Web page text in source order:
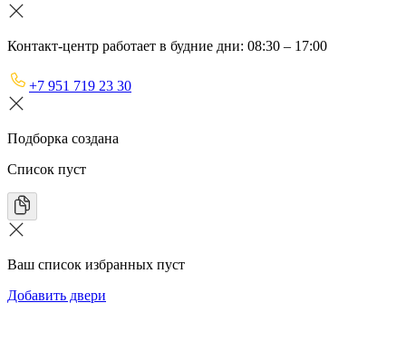
Контакт-центр работает в будние дни: 08:30 – 17:00
+7 951 719 23 30
Подборка создана
Список пуст
Ваш список избранных пуст
Добавить двери